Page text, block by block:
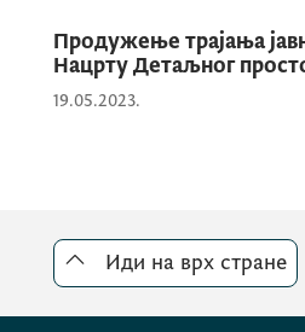
Продужење трајања
Нацрту Детаљног
19.05.2023.
Иди на врх стране